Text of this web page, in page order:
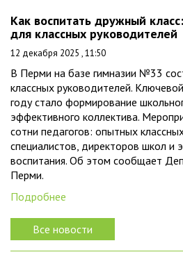
Как воспитать дружный
для классных руководителей
12 декабря 2025 , 11:50
В Перми на базе гимназии №33
классных руководителей.
году стало формирование
эффективного коллектива.
сотни педагогов: опытных
специалистов, директоров школ и
воспитания. Об этом сообщает
Перми.
Подробнее
Все новости